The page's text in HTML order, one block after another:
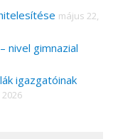
május 22,
nivel gimnazial
igazgatóinak